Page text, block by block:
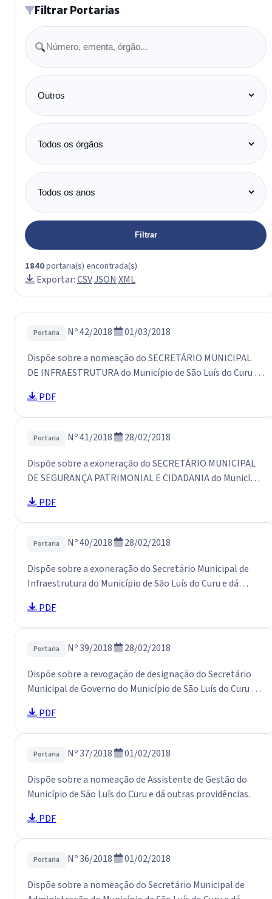
Filtrar Portarias
Buscar
Categoria
Órgão
Ano
Filtrar
1840portaria(s) encontrada(s)
Exportar:CSVJSON XML
Portaria Nº 42/2018
01/03/2018
Dispõe sobre a nomeação do SECRETÁRIO MUNICIPAL
DE INFRAESTRUTURA do Município de São Luís do Curu e
PDF
Portaria Nº 41/2018
28/02/2018
Dispõe sobre a exoneração do SECRETÁRIO MUNICIPAL
DE SEGURANÇA PATRIMONIAL E CIDADANIA do Município
PDF
Portaria Nº 40/2018
28/02/2018
Dispõe sobre a exoneração do Secretário Municipal de
Infraestrutura do Município de São Luís do Curu e dá
PDF
Portaria Nº 39/2018
28/02/2018
Dispõe sobre a revogação de designação do Secretário
Municipal de Governo do Município de São Luís do Curu e
PDF
Portaria Nº 37/2018
01/02/2018
Dispõe sobre a nomeação de Assistente de Gestão do
Município de São Luís do Curu e dá outras providências.
PDF
Portaria Nº 36/2018
01/02/2018
Dispõe sobre a nomeação do Secretário Municipal de